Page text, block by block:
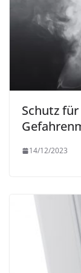
Schutz
14/12/2023